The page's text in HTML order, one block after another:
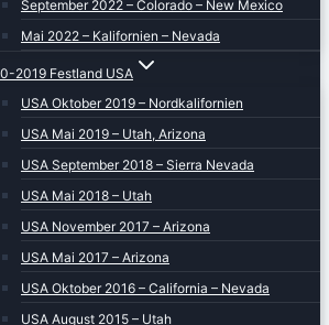
September 2022 – Colorado – New Mexico
Mai 2022 – Kalifornien – Nevada
2019 Festland USA
USA Oktober 2019 – Nordkalifornien
USA Mai 2019 – Utah, Arizona
USA September 2018 – Sierra Nevada
USA Mai 2018 – Utah
USA November 2017 – Arizona
USA Mai 2017 – Arizona
USA Oktober 2016 – California – Nevada
USA August 2015 – Utah